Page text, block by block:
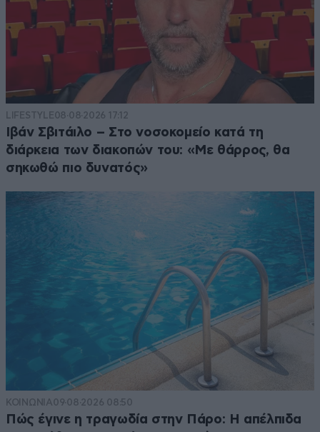
LIFESTYLE08·08·2026 17:12
Ιβάν Σβιτάιλο – Στο νοσοκομείο κατά τη
διάρκεια των διακοπών του: «Με θάρρος, θα
σηκωθώ πιο δυνατός»
ΚΟΙΝΩΝΙΑ09·08·2026 08:50
Πώς έγινε η τραγωδία στην Πάρο: Η απέλπιδα